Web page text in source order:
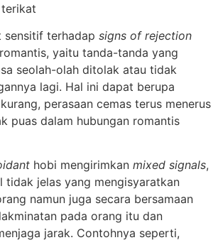
sensitif terhadap signs of rejection
yaitu tanda-tanda yang
seolah-olah ditolak atau tidak
lagi. Hal ini dapat berupa
perasaan cemas terus menerus
puas dalam hubungan romantis
hobi mengirimkan mixed signals,
tidak jelas yang mengisyaratkan
namun juga secara bersamaan
pada orang itu dan
jarak. Contohnya seperti,